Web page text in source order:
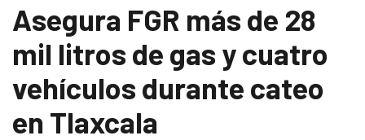
Asegura FGR más de 28
mil litros de gas y cuatro
vehículos durante cateo
en Tlaxcala